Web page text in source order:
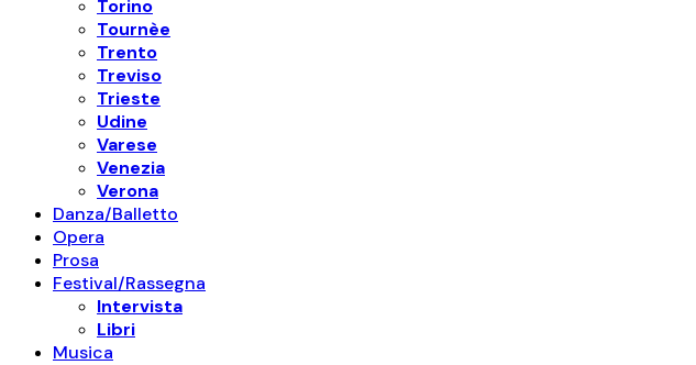
Torino
Tournèe
Trento
Treviso
Trieste
Udine
Varese
Venezia
Verona
Danza/Balletto
Opera
Prosa
Festival/Rassegna
Intervista
Libri
Musica